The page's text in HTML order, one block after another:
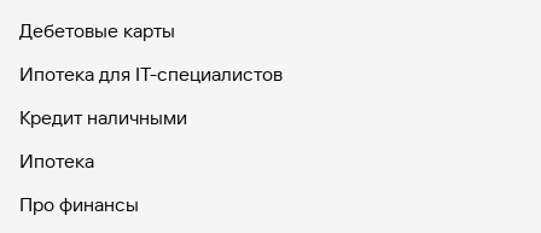
Дебетовые карты
Ипотека для IT-специалистов
Кредит наличными
Ипотека
Про финансы